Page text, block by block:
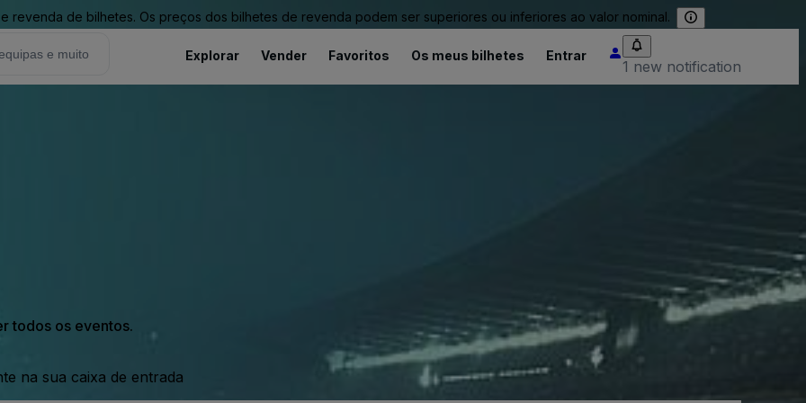
revenda de bilhetes. Os preços dos bilhetes de revenda podem ser superiores ou inferiores ao valor nominal.
Explorar Vender Favoritos Os meus bilhetes Entrar
1 new notification
todos os eventos.
na sua caixa de entrada